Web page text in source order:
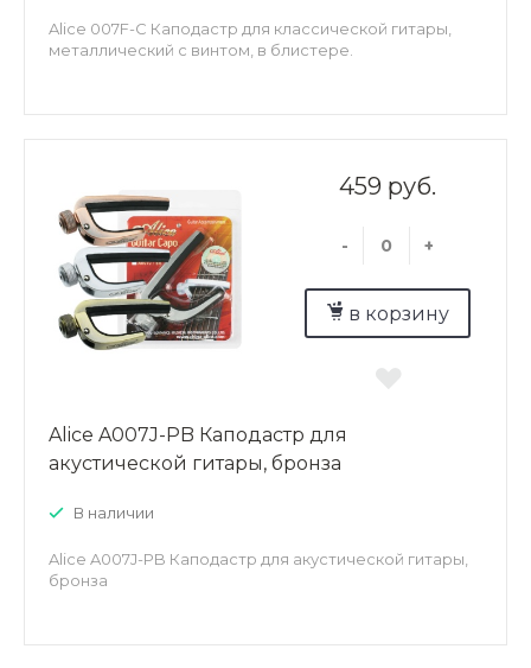
Alice 007F-C Каподастр для классической гитары,
металлический с винтом, в блистере.
459 руб.
- +
в корзину
Alice A007J-PB Каподастр для
акустической гитары, бронза
В наличии
Alice A007J-PB Каподастр для акустической гитары,
бронза